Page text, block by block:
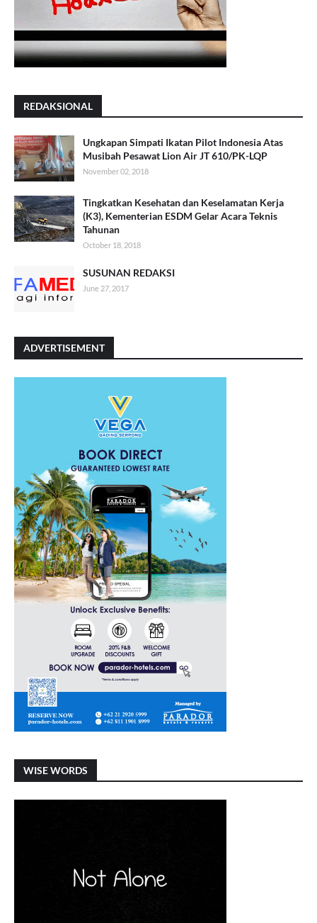
REDAKSIONAL
Ungkapan Simpati Ikatan Pilot Indonesia Atas
Musibah Pesawat Lion Air JT 610/PK-LQP
November 02, 2018
Tingkatkan Kesehatan dan Keselamatan Kerja
(K3), Kementerian ESDM Gelar Acara Teknis
Tahunan
October 18, 2018
SUSUNAN REDAKSI
June 27, 2017
ADVERTISEMENT
WISE WORDS